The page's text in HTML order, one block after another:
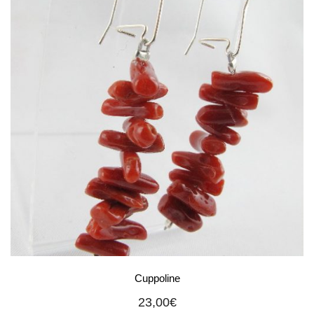
Cuppoline
23,00€